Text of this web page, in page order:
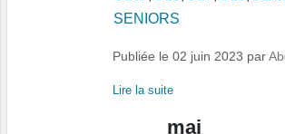
SENIORS
Publiée le 02 juin 2023 par
Lire la suite
mai